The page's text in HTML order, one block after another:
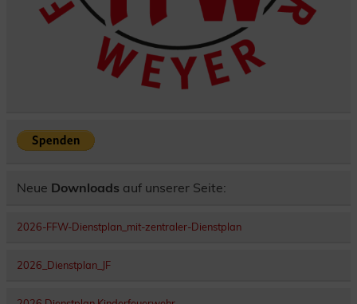
Neue Downloads auf unserer Seite:
2026-FFW-Dienstplan_mit-zentraler-Dienstplan
2026_Dienstplan_JF